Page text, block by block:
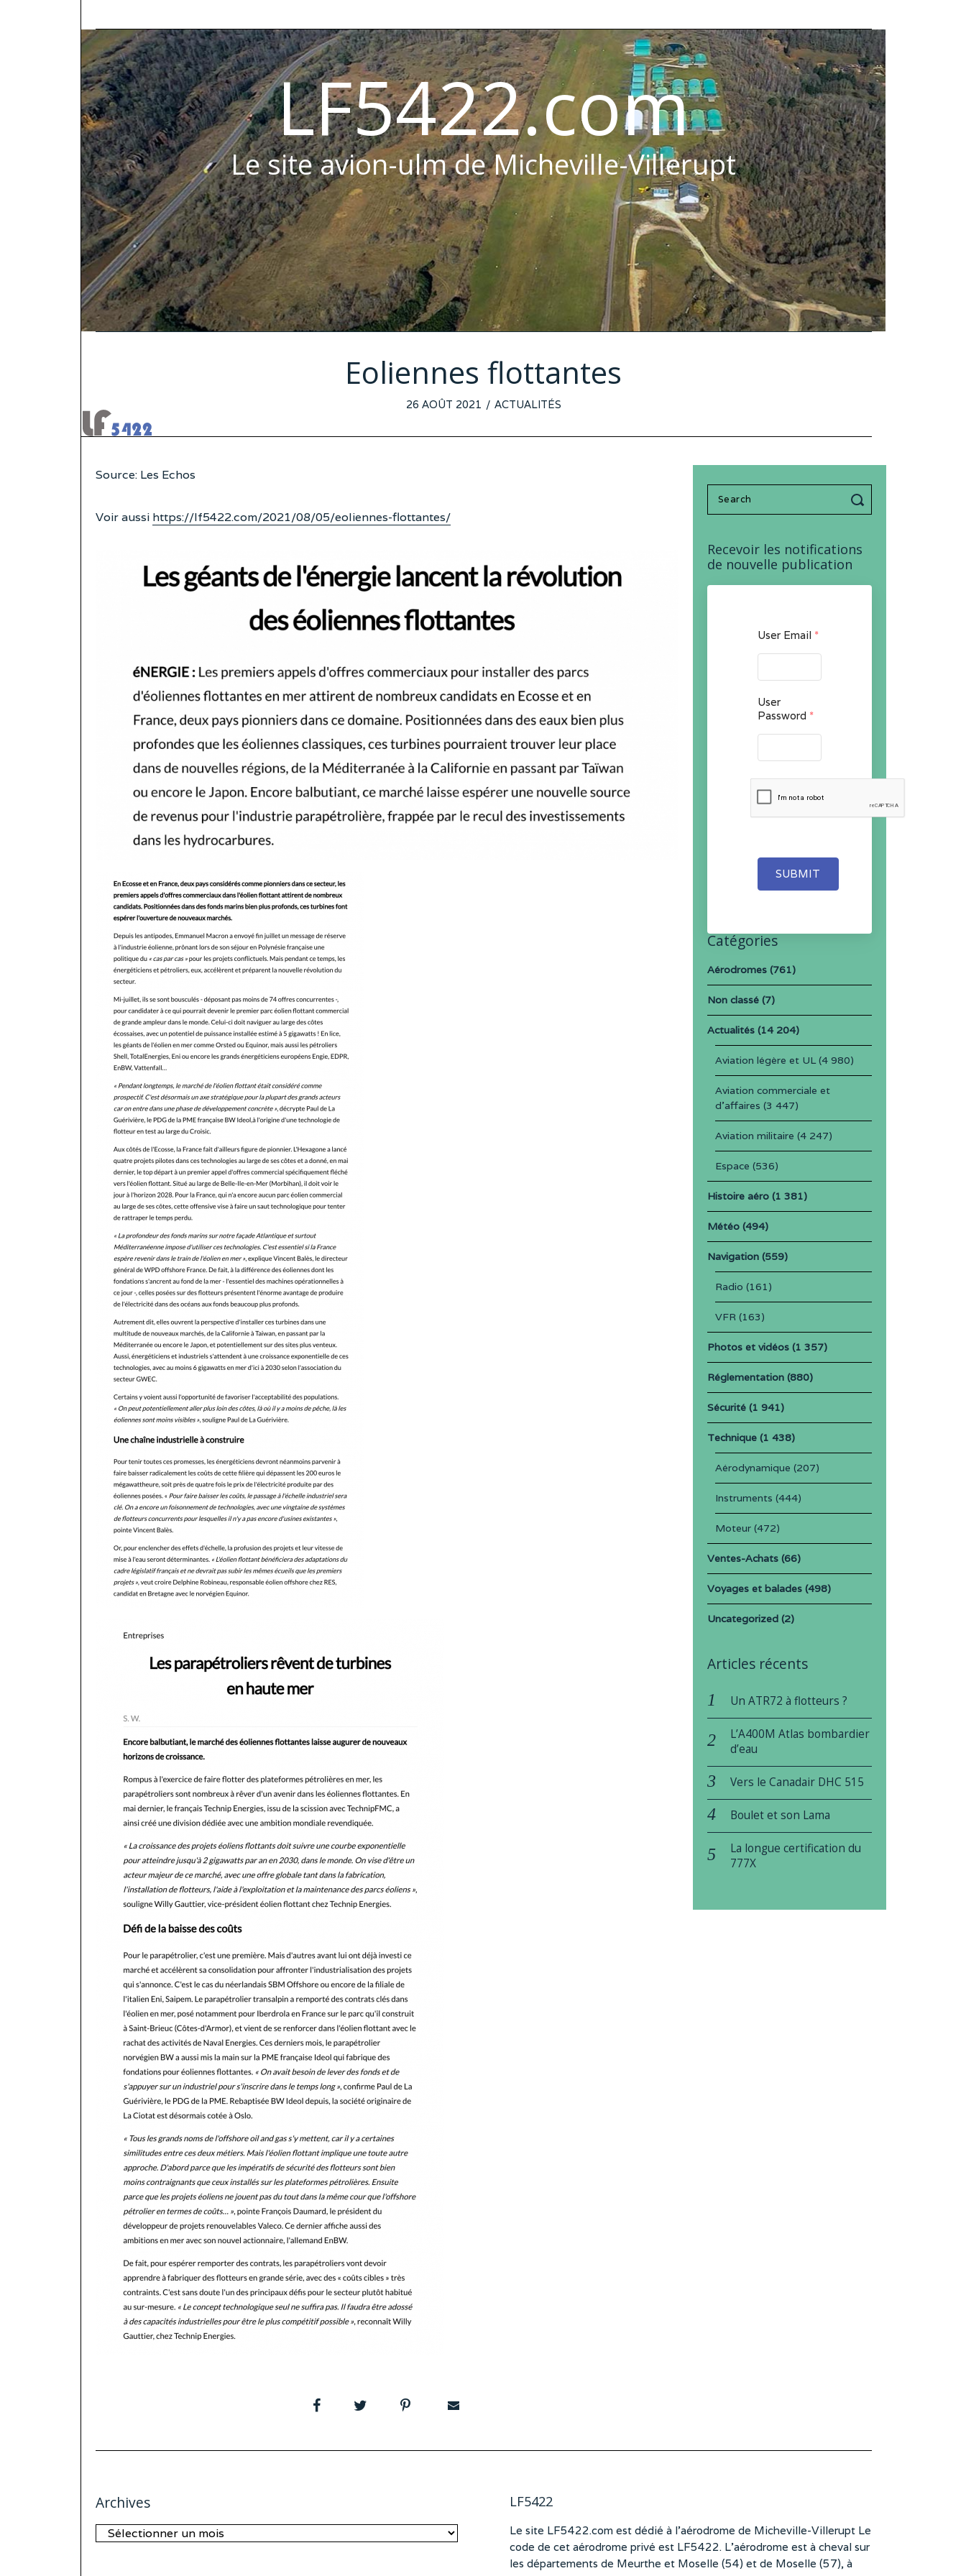
LF5422.com
Le site avion-ulm de Micheville-Villerupt
Eoliennes flottantes
POSTED
26 AOÛT 2021 16
2021
ACTUALITÉS
Source: Les Echos
Voir aussi https://lf5422.com/2021/08/05/eoliennes-flottantes/
Search
for:
Recevoir les notifications
de nouvelle publication
User Email *
User
Password *
SUBMIT
Catégories
Aérodromes(761)
Non classé(7)
Actualités(14 204)
Aviation légère et UL(4 980)
Aviation commerciale et
d'affaires (3 447)
Aviation militaire (4 247)
Espace (536)
Histoire aéro(1 381)
Météo(494)
Navigation(559)
Radio (161)
VFR (163)
Photos et vidéos(1 357)
Réglementation(880)
Sécurité(1 941)
Technique(1 438)
Aérodynamique (207)
Instruments (444)
Moteur(472)
Ventes-Achats(66)
Voyages et balades(498)
Uncategorized(2)
Articles récents
Un ATR72 à flotteurs ?
L’A400M Atlas bombardier
d’eau
Vers le Canadair DHC 515
Boulet et son Lama
La longue certification du
777X
Archives
Archives
LF5422
Le site LF5422.com est dédié à l’aérodrome de Micheville-Villerupt Le
code de cet aérodrome privé est LF5422. L’aérodrome est à cheval sur
les départements de Meurthe et Moselle (54) et de Moselle (57), à